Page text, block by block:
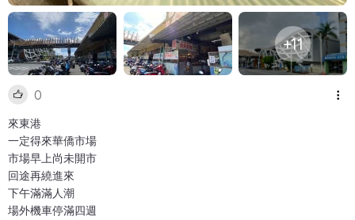
+11
0
來東港
一定得來華僑市場
市場早上尚未開市
回途再繞進來
下午滿滿人潮
場外機車停滿四週